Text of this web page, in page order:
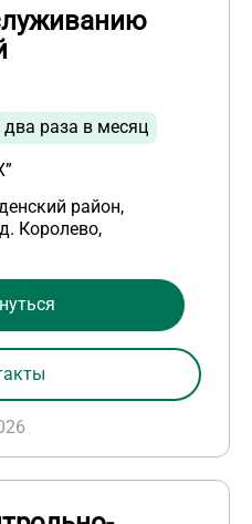
раза в месяц
район,
Королево,